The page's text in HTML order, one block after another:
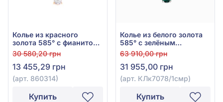
Колье из красного
золота 585° с фианитом,
арт. 860314
30 580,20 грн
13 455,29 грн
(арт. 860314)
Купить
Колье из белого золота
585° с зелёным
изумрудом гидро 1,04ct,
арт. КЛк7078/1смр
63 910,00 грн
31 955,00 грн
(арт. КЛк7078/1смр)
Купить